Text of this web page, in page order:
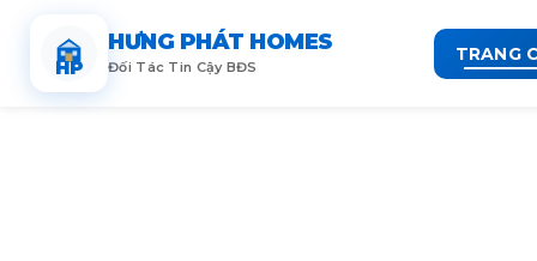
HP
HƯNG PHÁT HOMES
Đối Tác Tin Cậy BĐS
TRANG